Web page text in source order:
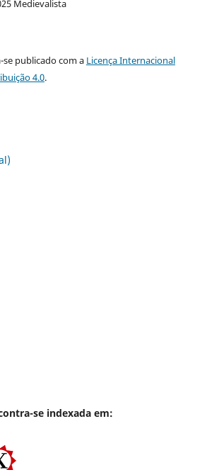
Medievalista
publicado com a Licença Internacional
4.0.
se indexada em: